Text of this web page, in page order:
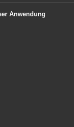
Anwendung